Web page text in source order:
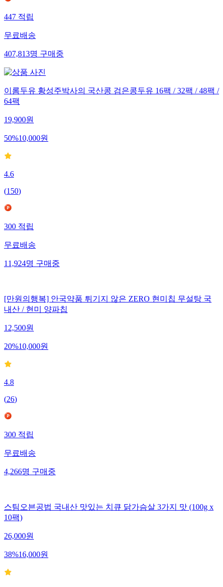
447 적립
무료배송
407,813명 구매중
이롬두유 황성주박사의 국산콩 검은콩두유 16팩 / 32팩 / 48팩 /
64팩
19,900원
50%10,000원
4.6
(150)
300 적립
무료배송
11,924명 구매중
[만원의행복] 안국약품 튀기지 않은 ZERO 현미칩 무설탕 국
내산 / 현미 양파칩
12,500원
20%10,000원
4.8
(26)
300적립
무료배송
4,266명구매중
스팀오븐공법 국내산 맛있는 치큐 닭가슴살 3가지 맛 (100g x
10팩)
26,000원
38%16,000원